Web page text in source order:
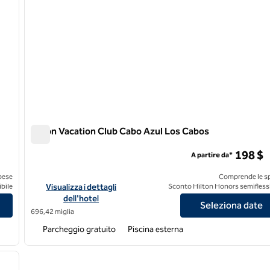
Messico
Hilton Vacation Club Cabo Azul Los Cabos
Visualizza i dettagli dell'hotel Hilton Vacation Club Cabo Azul
Visualizza i dettagli
dell'hotel
696,42 miglia
A partire da* 198 $
Comprende le
Sconto Hilton Honors
Seleziona date
Parcheggio gratuito Piscina esterna
immagine successiva